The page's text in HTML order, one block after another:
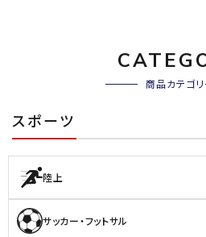
商品カテゴリ
スポーツ
陸上
サッカー・フットサル